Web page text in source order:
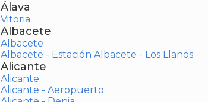
Álava
Vitoria
Albacete
Albacete
Albacete - Estación Albacete - Los Llanos
Alicante
Alicante
Alicante - Aeropuerto